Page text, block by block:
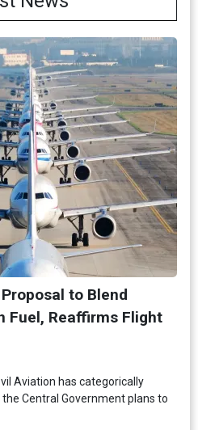
to Blend
Fuel, Reaffirms Flight
Aviation has categorically
Central Government plans to